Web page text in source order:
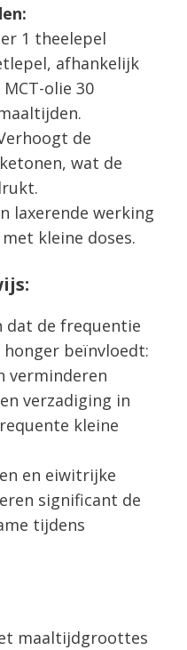
1 theelepel
afhankelijk
olie 30
de
wat de
laxerende werking
kleine doses.
dat de frequentie
beïnvloedt:
verminderen
verzadiging in
kleine
en eiwitrijke
significant de
tijdens
maaltijdgroottes